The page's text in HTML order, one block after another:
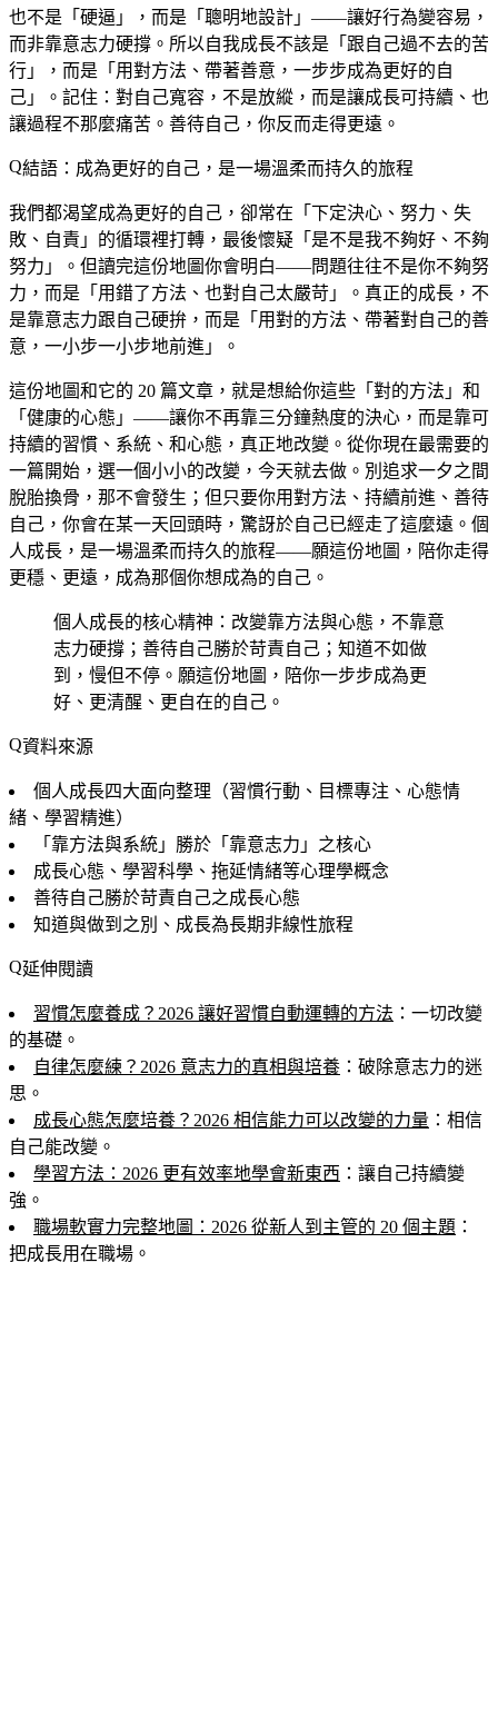
也不是「硬逼」，而是「聰明地設計」——讓好行為變容易，
而非靠意志力硬撐。所以自我成長不該是「跟自己過不去的苦
行」，而是「用對方法、帶著善意，一步步成為更好的自
己」。記住：對自己寬容，不是放縱，而是讓成長可持續、也
讓過程不那麼痛苦。善待自己，你反而走得更遠。
結語：成為更好的自己，是一場溫柔而持久的旅程
我們都渴望成為更好的自己，卻常在「下定決心、努力、失
敗、自責」的循環裡打轉，最後懷疑「是不是我不夠好、不夠
努力」。但讀完這份地圖你會明白——問題往往不是你不夠努
力，而是「用錯了方法、也對自己太嚴苛」。真正的成長，不
是靠意志力跟自己硬拚，而是「用對的方法、帶著對自己的善
意，一小步一小步地前進」。
這份地圖和它的 20 篇文章，就是想給你這些「對的方法」和
「健康的心態」——讓你不再靠三分鐘熱度的決心，而是靠可
持續的習慣、系統、和心態，真正地改變。從你現在最需要的
一篇開始，選一個小小的改變，今天就去做。別追求一夕之間
脫胎換骨，那不會發生；但只要你用對方法、持續前進、善待
自己，你會在某一天回頭時，驚訝於自己已經走了這麼遠。個
人成長，是一場溫柔而持久的旅程——願這份地圖，陪你走得
更穩、更遠，成為那個你想成為的自己。
個人成長的核心精神：改變靠方法與心態，不靠意
志力硬撐；善待自己勝於苛責自己；知道不如做
到，慢但不停。願這份地圖，陪你一步步成為更
好、更清醒、更自在的自己。
資料來源
個人成長四大面向整理（習慣行動、目標專注、心態情
緒、學習精進）
「靠方法與系統」勝於「靠意志力」之核心
成長心態、學習科學、拖延情緒等心理學概念
善待自己勝於苛責自己之成長心態
知道與做到之別、成長為長期非線性旅程
延伸閱讀
習慣怎麼養成？2026 讓好習慣自動運轉的方法 ：一切改變
的基礎。
自律怎麼練？2026 意志力的真相與培養 ：破除意志力的迷
思。
成長心態怎麼培養？2026 相信能力可以改變的力量 ：相信
自己能改變。
學習方法：2026 更有效率地學會新東西 ：讓自己持續變
強。
職場軟實力完整地圖：2026 從新人到主管的 20 個主題 ：
把成長用在職場。